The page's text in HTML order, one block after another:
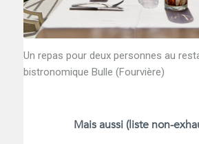
Un repas pour deux personnes au
bistronomique Bulle (Fourvière)
Mais aussi (liste non-